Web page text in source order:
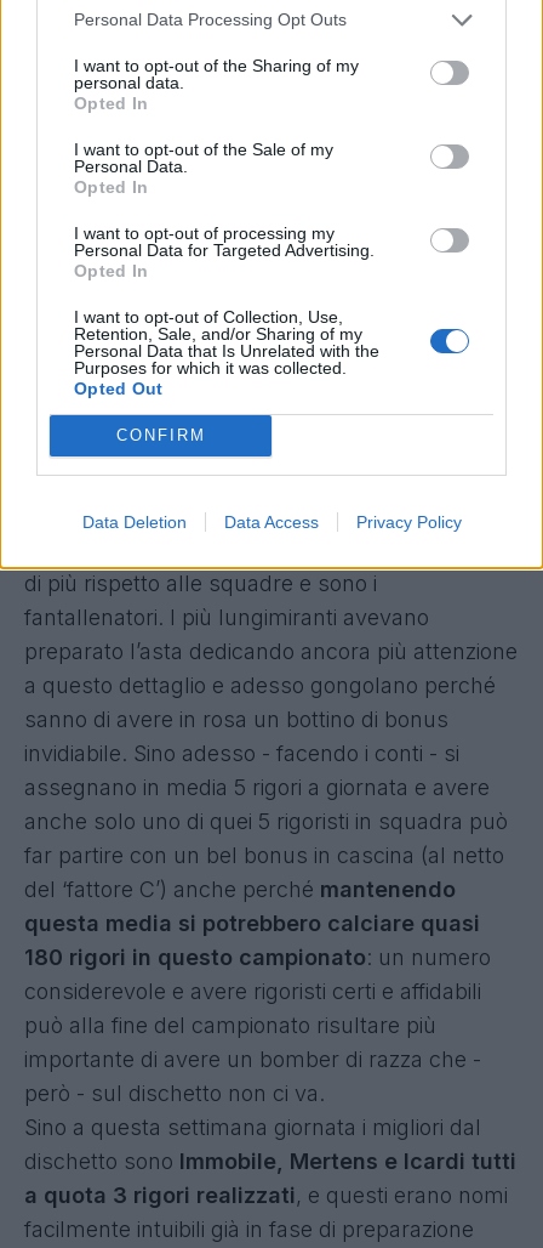
Personal Data Processing Opt Outs
I want to opt-out of the Sharing of my
personal data.
Opted In
I want to opt-out of the Sale of my
Personal Data.
Opted In
I want to opt-out of processing my
Personal Data for Targeted Advertising.
Opted In
I want to opt-out of Collection, Use,
Retention, Sale, and/or Sharing of my
Personal Data that Is Unrelated with the
Purposes for which it was collected.
Opted Out
CONFIRM
Data Deletion Data Access Privacy Policy
percezione del calcio, il risultato più visibile -
crescita dei beneficiari, il tutto a parità di
giornate.
Mariani al VAR review durante Chievo-Atalanta
di più rispetto alle squadre e sono i
fantallenatori. I più lungimiranti avevano
preparato l’asta dedicando ancora più attenzione
a questo dettaglio e adesso gongolano perché
sanno di avere in rosa un bottino di bonus
invidiabile. Sino adesso - facendo i conti - si
assegnano in media 5 rigori a giornata e avere
anche solo uno di quei 5 rigoristi in squadra può
far partire con un bel bonus in cascina (al netto
del ‘fattore C’) anche perché mantenendo
questa media si potrebbero calciare quasi
180 rigori in questo campionato: un numero
considerevole e avere rigoristi certi e affidabili
può alla fine del campionato risultare più
importante di avere un bomber di razza che -
però - sul dischetto non ci va.
Sino a questa settimana giornata i migliori dal
dischetto sono Immobile, Mertens e Icardi tutti
a quota 3 rigori realizzati, e questi erano nomi
facilmente intuibili già in fase di preparazione